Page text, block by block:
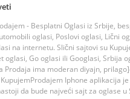
- Besplatni Oglasi iz Srbije,
oglasi, Poslovi oglasi, Lični
na internetu. Slični sajtovi su
Go oglasi ili Googlasi, Srbija
Prodaja ima moderan diyajn,
Iphone aplikacija
da bude najveći sajt za oglase u